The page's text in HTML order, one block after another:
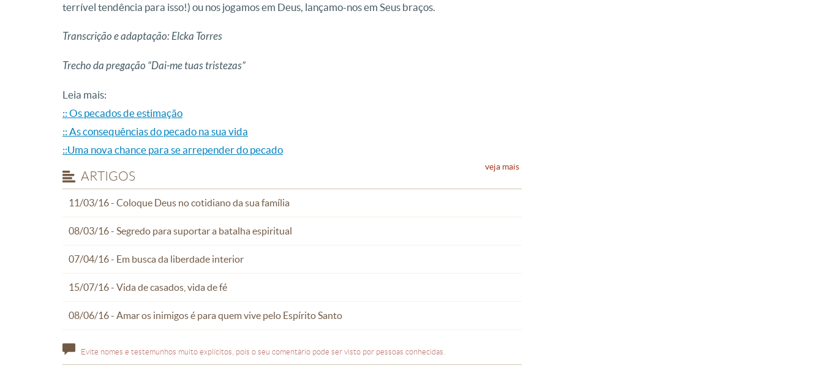
terrível tendência para isso!) ou nos jogamos em Deus, lançamo-nos em Seus braços.
Transcrição e adaptação: Elcka Torres
Trecho da pregação “Dai-me tuas tristezas”
Leia mais:
:: Os pecados de estimação
:: As consequências do pecado na sua vida
::Uma nova chance para se arrepender do pecado
ARTIGOS
11/03/16 - Coloque Deus no cotidiano da sua família
08/03/16 - Segredo para suportar a batalha espiritual
07/04/16 - Em busca da liberdade interior
15/07/16 - Vida de casados, vida de fé
08/06/16 - Amar os inimigos é para quem vive pelo Espírito Santo
veja mais
Evite nomes e testemunhos muito explícitos, pois o seu comentário pode ser visto por pessoas conhecidas.